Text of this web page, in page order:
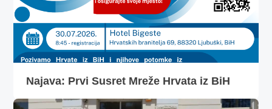
Najava: Prvi Susret Mreže Hrvata iz BiH